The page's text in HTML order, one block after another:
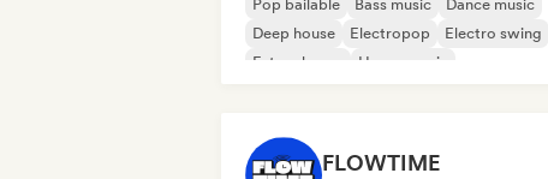
Pop bailable Bass music
Dance music
Deep house
Electropop
Electro swing
Future house
House music
FLOWTIME